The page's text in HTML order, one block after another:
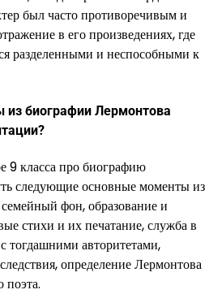
был часто противоречивым и
в его произведениях, где
разделенными и неспособными к
биографии Лермонтова
9 класса про биографию
следующие основные моменты из
фон, образование и
стихи и их печатание, служба в
тогдашними авторитетами,
определение Лермонтова
поэта.